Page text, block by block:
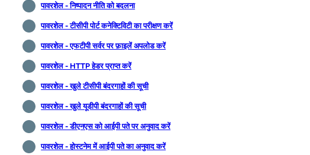
पावरशेल - निष्पादन नीति को बदलना
पावरशेल - टीसीपी पोर्ट कनेक्टिविटी का परीक्षण करें
पावरशेल - एफटीपी सर्वर पर फ़ाइलें अपलोड करें
पावरशेल - HTTP हेडर प्राप्त करें
पावरशेल - खुले टीसीपी बंदरगाहों की सूची
पावरशेल - खुले यूडीपी बंदरगाहों की सूची
पावरशेल - डीएनएस को आईपी पते पर अनुवाद करें
पावरशेल - होस्टनेम में आईपी पते का अनुवाद करें